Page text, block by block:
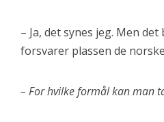
– Ja, det synes jeg. Men
forsvarer plassen de
– For hvilke formål kan man